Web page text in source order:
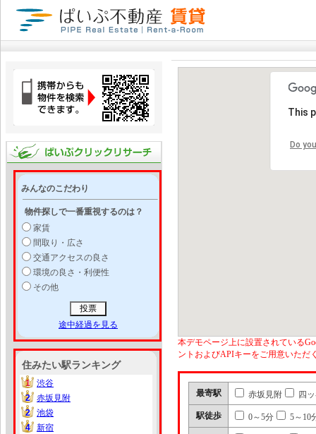
みんなのこだわり
物件探しで一番重視するのは？
家賃
間取り・広さ
交通アクセスの良さ
環境の良さ・利便性
その他
途中経過を見る
住みたい駅ランキング
1
1
渋谷
2
2
赤坂見附
2
2
池袋
4
4
新宿
This
Do
本デモページ上に設置されている
ントおよびAPIキーをご用意いただ
最寄駅 赤坂見附 四
駅徒歩 0～5分 5～10